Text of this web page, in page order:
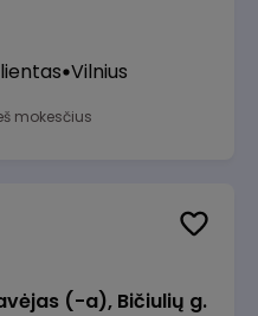
Vilnius
mokesčius
(-a), Bičiulių g.